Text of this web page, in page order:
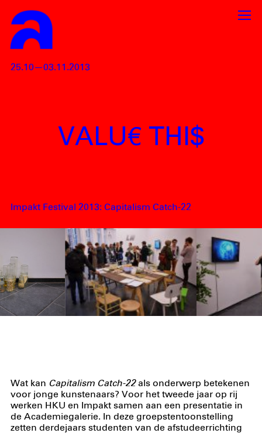
25.10—03.11.2013
VALU€ THI$
Impakt Festival 2013: Capitalism Catch-22
Wat kan Capitalism Catch-22als onderwerp betekenen
voor jonge kunstenaars? Voor het tweede jaar op rij
werken HKU en Impakt samen aan een presentatie in
de Academiegalerie. In deze groepstentoonstelling
zetten derdejaars studenten van de afstudeerrichting